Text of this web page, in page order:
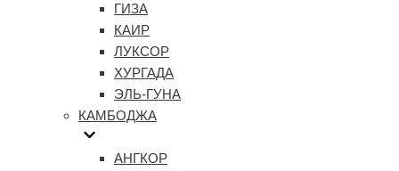
ГИЗА
КАИР
ЛУКСОР
ХУРГАДА
ЭЛЬ-ГУНА
КАМБОДЖА
АНГКОР